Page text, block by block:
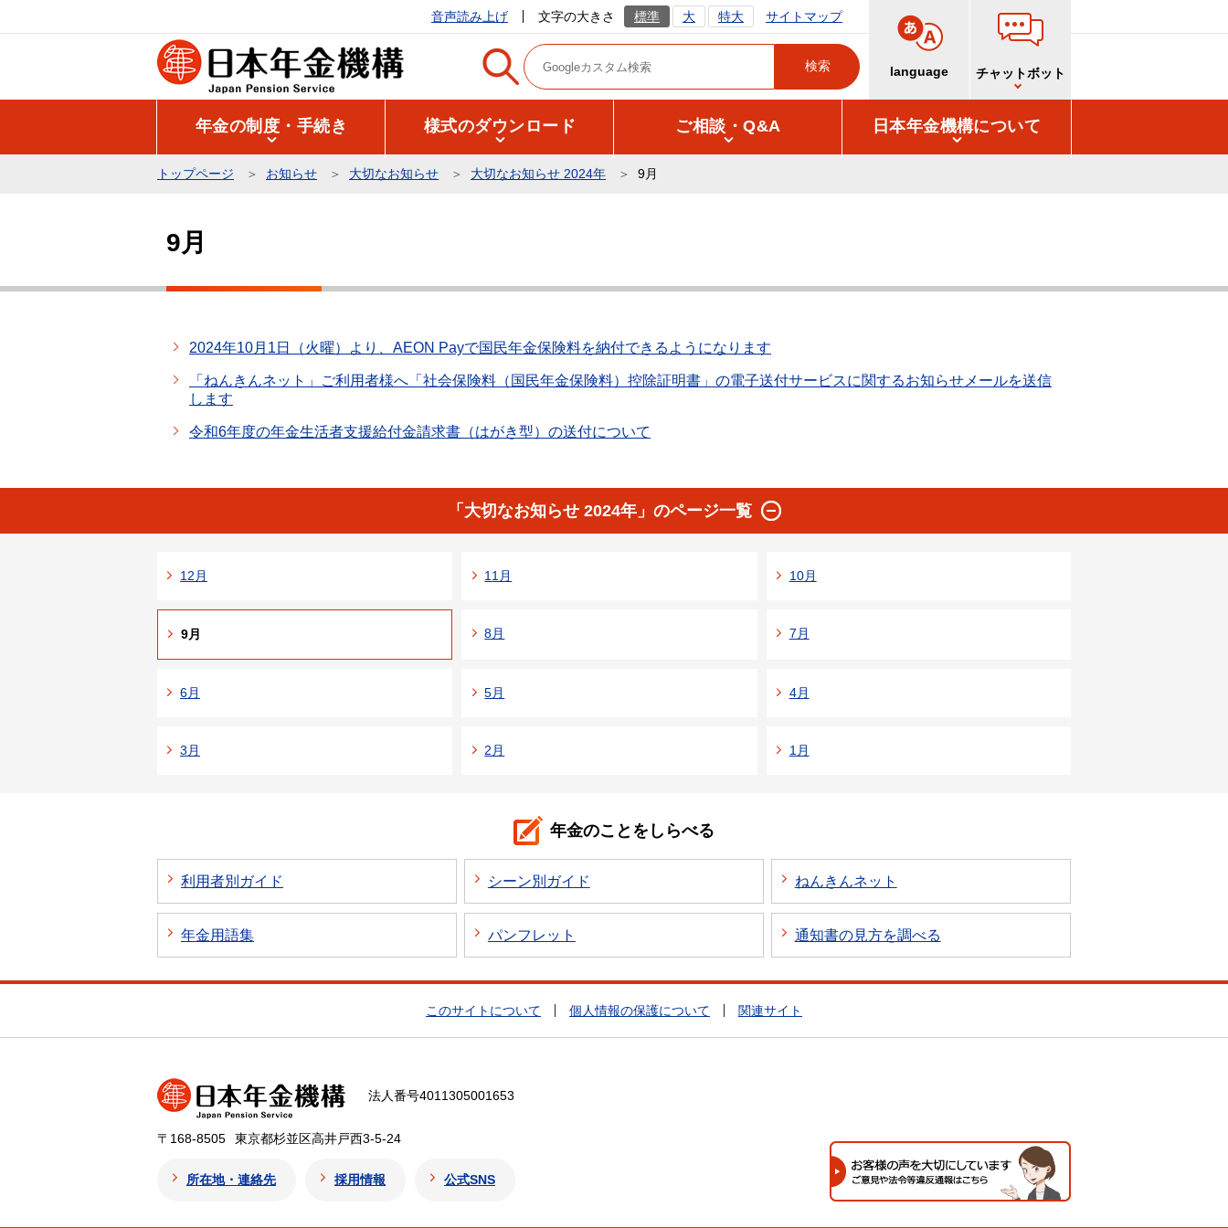
の
音声読み上げ 文字の大きさ 標準 大 特大 サイトマップ
language チャットボット
年金の制度・手続き 様式のダウンロード ご相談・Q&A 日本年金機構について
トップページ お知らせ 大切なお知らせ 大切なお知らせ 2024年 9月
9月
2024年10月1日（火曜）より、AEON Payで国民年金保険料を納付できるようになります
「ねんきんネット」ご利用者様へ「社会保険料（国民年金保険料）控除証明書」の電子送付サービスに関するお知らせメールを送信
します
令和6年度の年金生活者支援給付金請求書（はがき型）の送付について
「大切なお知らせ 2024年」のページ一覧
12月 11月 10月
9月 8月 7月
6月 5月 4月
3月 2月 1月
年金のことをしらべる
利用者別ガイド シーン別ガイド ねんきんネット
年金用語集 パンフレット 通知書の見方を調べる
このサイトについて 個人情報の保護について 関連サイト
法人番号4011305001653
〒168-8505 東京都杉並区高井戸西3-5-24
所在地・連絡先 採用情報 公式SNS